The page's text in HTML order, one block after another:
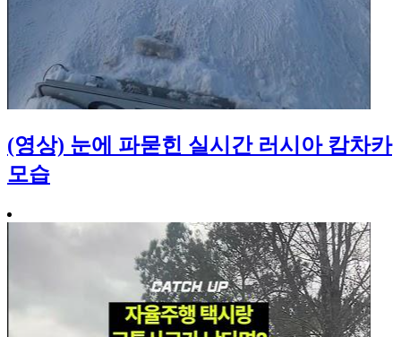
(영상) 눈에 파묻힌 실시간 러시아 캄차카
모습